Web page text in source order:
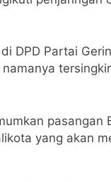
DPD Partai
pasangan
yang akan